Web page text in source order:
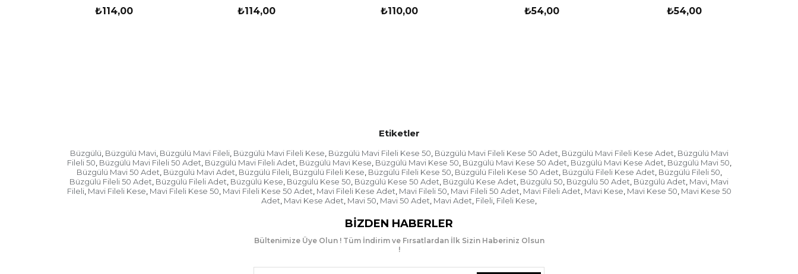
₺114,00 ₺114,00 ₺110,00 ₺54,00 ₺54,00
Etiketler
Büzgülü, Büzgülü Mavi, Büzgülü Mavi Fileli, Büzgülü Mavi Fileli Kese, Büzgülü Mavi Fileli Kese 50, Büzgülü Mavi Fileli Kese 50 Adet, Büzgülü Mavi Fileli Kese Adet, Büzgülü Mavi
Fileli 50, Büzgülü Mavi Fileli 50 Adet, Büzgülü Mavi Fileli Adet, Büzgülü Mavi Kese, Büzgülü Mavi Kese 50, Büzgülü Mavi Kese 50 Adet, Büzgülü Mavi Kese Adet, Büzgülü Mavi 50,
Büzgülü Mavi 50 Adet, Büzgülü Mavi Adet, Büzgülü Fileli, Büzgülü Fileli Kese, Büzgülü Fileli Kese 50, Büzgülü Fileli Kese 50 Adet, Büzgülü Fileli Kese Adet, Büzgülü Fileli 50,
Büzgülü Fileli 50 Adet, Büzgülü Fileli Adet, Büzgülü Kese, Büzgülü Kese 50, Büzgülü Kese 50 Adet, Büzgülü Kese Adet, Büzgülü 50, Büzgülü 50 Adet, Büzgülü Adet, Mavi, Mavi
Fileli, Mavi Fileli Kese, Mavi Fileli Kese 50, Mavi Fileli Kese 50 Adet, Mavi Fileli Kese Adet, Mavi Fileli 50, Mavi Fileli 50 Adet, Mavi Fileli Adet, Mavi Kese, Mavi Kese 50, Mavi Kese 50
Adet, Mavi Kese Adet, Mavi 50, Mavi 50 Adet, Mavi Adet, Fileli, Fileli Kese,
BIZDEN HABERLER
Bültenimize Üye Olun ! Tüm İndirim ve Fırsatlardan İlk Sizin Haberiniz Olsun
!